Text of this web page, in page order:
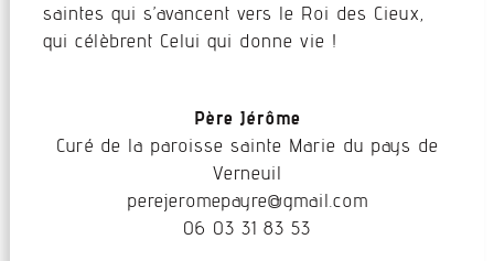
saintes qui s’avancent vers le Roi des Cieux,
qui célèbrent Celui qui donne vie !
Père Jérôme
Curé de la paroisse sainte Marie du pays de
Verneuil
moc.liamg
@eryapemorejerep
06 03 31 83 53